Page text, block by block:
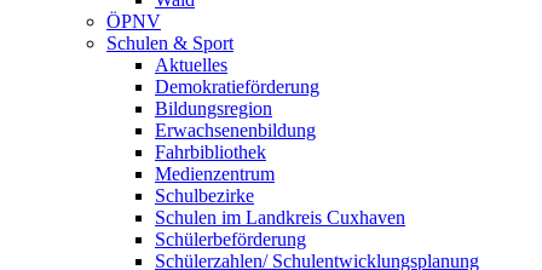
ÖPNV
Schulen & Sport
Aktuelles
Demokratieförderung
Bildungsregion
Erwachsenenbildung
Fahrbibliothek
Medienzentrum
Schulbezirke
Schulen im Landkreis Cuxhaven
Schülerbeförderung
Schülerzahlen/ Schulentwicklungsplanung